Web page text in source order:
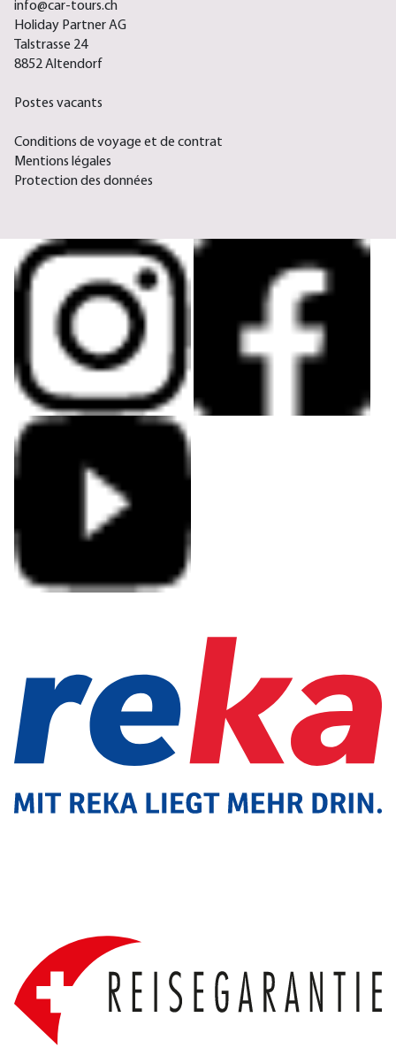
info@car-tours.ch
Holiday Partner AG
Talstrasse 24
8852 Altendorf
Postes vacants
Conditions de voyage et de contrat
Mentions légales
Protection des données